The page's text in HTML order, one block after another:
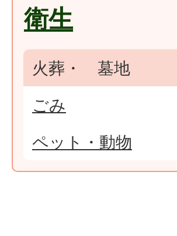
衛生
火葬・ 墓地
ごみ
ペット・動物